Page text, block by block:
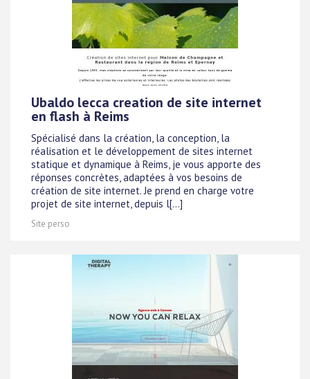
Ubaldo lecca creation de site internet
en flash à Reims
Spécialisé dans la création, la conception, la
réalisation et le développement de sites internet
statique et dynamique à Reims, je vous apporte des
réponses concrètes, adaptées à vos besoins de
création de site internet. Je prend en charge votre
projet de site internet, depuis l[...]
Site perso